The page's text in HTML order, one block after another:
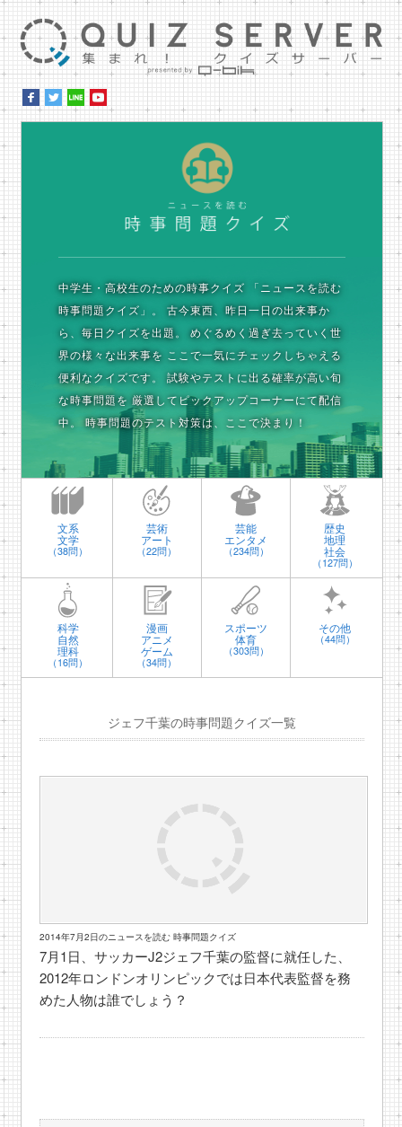
中学生・高校生のための時事クイズ 「ニュースを読む
時事問題クイズ」。
古今東西、昨日一日の出来事か
ら、毎日クイズを出題。
めぐるめく過ぎ去っていく世
界の様々な出来事を ここで一気にチェックしちゃえる
便利なクイズです。
試験やテストに出る確率が高い旬
な時事問題を 厳選してピックアップコーナーにて配信
中。
時事問題のテスト対策は、ここで決まり！
文系
文学
（38問）
芸術
アート
（22問）
芸能
エンタメ
（234問）
歴史
地理
社会
（127問）
科学
自然
理科
（16問）
漫画
アニメ
ゲーム
（34問）
スポーツ
体育
（303問）
その他
（44問）
ジェフ千葉の時事問題クイズ一覧
2014年7月2日のニュースを読む 時事問題クイズ
7月1日、サッカーJ2ジェフ千葉の監督に就任した、
2012年ロンドンオリンピックでは日本代表監督を務
めた人物は誰でしょう？